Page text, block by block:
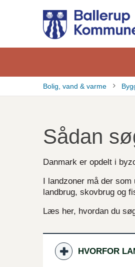
hovedindhold
Bolig, vand & varme
Sådan
Danmark er opdelt i
I landzoner må der
landbrug, skovbrug og
Læs her, hvordan du
HVORFOR